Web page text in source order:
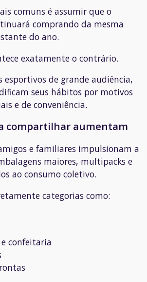
comuns é assumir que o
comprando da mesma
do ano.
exatamente o contrário.
esportivos de grande audiência,
seus hábitos por motivos
e de conveniência.
compartilhar aumentam
e familiares impulsionam a
maiores, multipacks e
ao consumo coletivo.
categorias como:
confeitaria